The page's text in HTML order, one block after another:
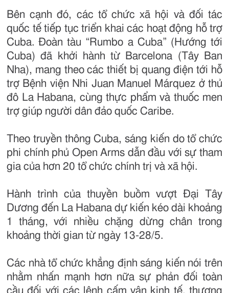
Bên cạnh đó, các tổ chức xã hội và đối tác
quốc tế tiếp tục triển khai các hoạt động hỗ trợ
Cuba. Đoàn tàu “Rumbo a Cuba” (Hướng tới
Cuba) đã khởi hành từ Barcelona (Tây Ban
Nha), mang theo các thiết bị quang điện tới hỗ
trợ Bệnh viện Nhi Juan Manuel Márquez ở thủ
đô La Habana, cùng thực phẩm và thuốc men
trợ giúp người dân đảo quốc Caribe.
Theo truyền thông Cuba, sáng kiến do tổ chức
phi chính phủ Open Arms dẫn đầu với sự tham
gia của hơn 20 tổ chức chính trị và xã hội.
Hành trình của thuyền buồm vượt Đại Tây
Dương đến La Habana dự kiến kéo dài khoảng
1 tháng, với nhiều chặng dừng chân trong
khoảng thời gian từ ngày 13-28/5.
Các nhà tổ chức khẳng định sáng kiến nói trên
nhằm nhấn mạnh hơn nữa sự phản đối toàn
cầu đối với các lệnh cấm vận kinh tế, thương